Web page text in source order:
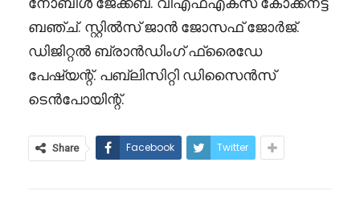
ബഞ്ച്. സ്റ്റില്‍സ് ജാന്‍ ജോസഫ് ജോര്‍ജ്.
ഡിജിറ്റൽ ബ്രാൻഡിംഗ് ഫ്രൈഡേ
പേഷ്യന്റ്. പബ്ലിസിറ്റി ഡിസൈൻസ്
ടെന്‍പോയിന്റ്.
Share Facebook Twitter